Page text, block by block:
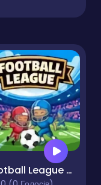
Football League Game